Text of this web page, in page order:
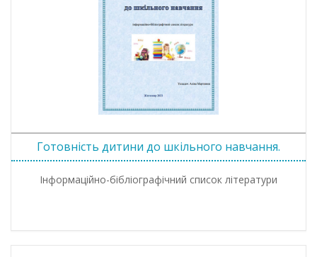
Готовність дитини до шкільного навчання.
Інформаційно-бібліографічний список літератури